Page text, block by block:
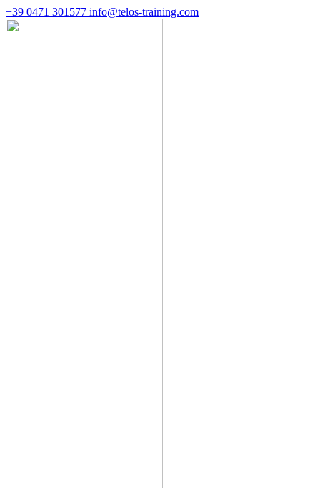
+39 0471 301577 info@telos-training.com